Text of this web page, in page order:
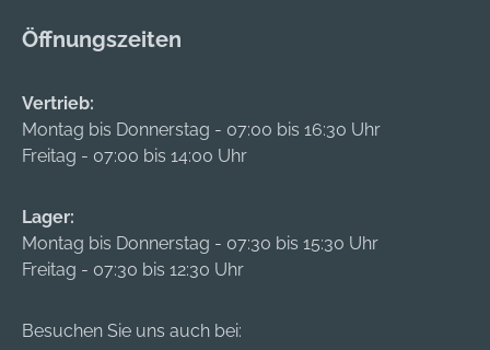
Öffnungszeiten
Vertrieb:
Montag bis Donnerstag - 07:00 bis 16:30 Uhr
Freitag - 07:00 bis 14:00 Uhr
Lager:
Montag bis Donnerstag - 07:30 bis 15:30 Uhr
Freitag - 07:30 bis 12:30 Uhr
Besuchen Sie uns auch bei: